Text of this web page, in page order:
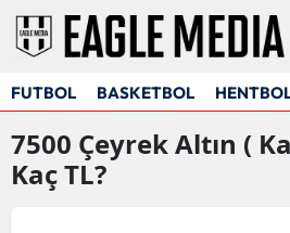
FUTBOL BASKETBOL
7500 Çeyrek Altın (
Kaç TL?